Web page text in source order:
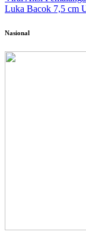
Luka Bacok 7,5 cm
Nasional